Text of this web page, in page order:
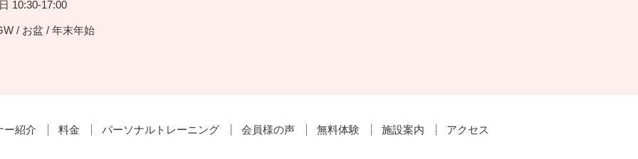
10:30-17:00
/ お盆 / 年末年始
ー紹介 料金 パーソナルトレーニング 会員様の声 無料体験 施設案内 アクセス